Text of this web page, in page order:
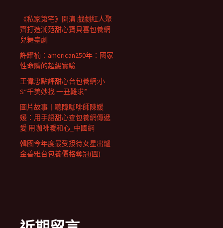
《私家第宅》開演 戲劇紅人聚
齊打造潮范甜心寶貝喜包養網
兒舞臺劇
許耀楠：american250年：國家
性命體的超級實驗
王偉忠點評甜心台包養網:小
S“千美妙找 一丑難求”
圖片故事丨聽障咖啡師陳媛
媛：用手語甜心查包養網傳遞
愛 用咖啡暖和心_中國網
韓國今年度最受接待女星出爐
金善雅台包養價格奪冠(圖)